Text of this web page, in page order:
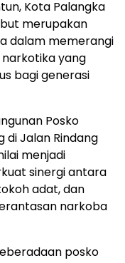
Kota Palangka
merupakan
dalam memerangi
yang
bagi generasi
Posko
di Jalan Rindang
menjadi
sinergi antara
adat, dan
narkoba
posko